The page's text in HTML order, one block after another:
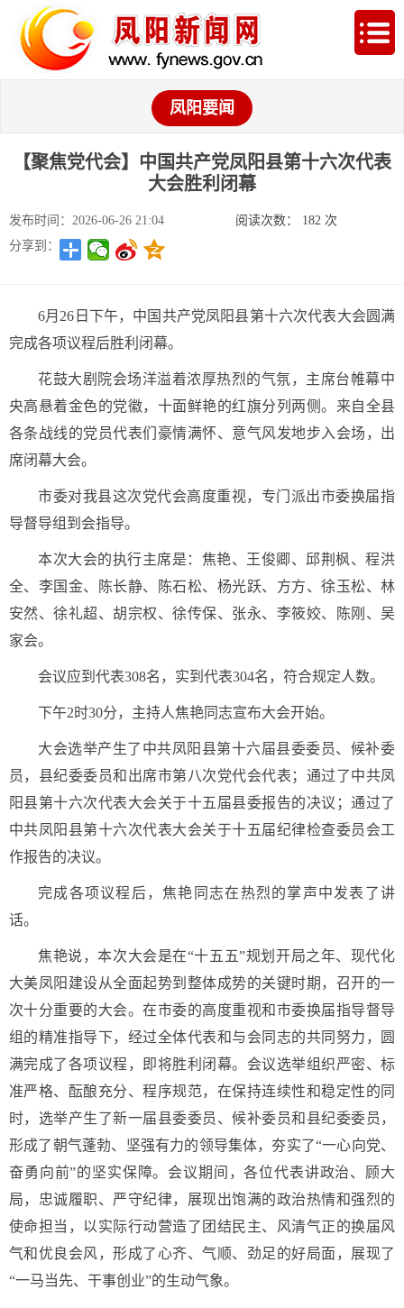
凤阳要闻
【聚焦党代会】中国共产党凤阳县第十六次代表
大会胜利闭幕
发布时间：2026-06-26 21:04 阅读次数： 182 次
分享到：
6月26日下午，中国共产党凤阳县第十六次代表大会圆满
完成各项议程后胜利闭幕。
花鼓大剧院会场洋溢着浓厚热烈的气氛，主席台帷幕中
央高悬着金色的党徽，十面鲜艳的红旗分列两侧。来自全县
各条战线的党员代表们豪情满怀、意气风发地步入会场，出
席闭幕大会。
市委对我县这次党代会高度重视，专门派出市委换届指
导督导组到会指导。
本次大会的执行主席是：焦艳、王俊卿、邱荆枫、程洪
全、李国金、陈长静、陈石松、杨光跃、方方、徐玉松、林
安然、徐礼超、胡宗权、徐传保、张永、李筱姣、陈刚、吴
家会。
会议应到代表308名，实到代表304名，符合规定人数。
下午2时30分，主持人焦艳同志宣布大会开始。
大会选举产生了中共凤阳县第十六届县委委员、候补委
员，县纪委委员和出席市第八次党代会代表；通过了中共凤
阳县第十六次代表大会关于十五届县委报告的决议；通过了
中共凤阳县第十六次代表大会关于十五届纪律检查委员会工
作报告的决议。
完成各项议程后，焦艳同志在热烈的掌声中发表了讲
话。
焦艳说，本次大会是在“十五五”规划开局之年、现代化
大美凤阳建设从全面起势到整体成势的关键时期，召开的一
次十分重要的大会。在市委的高度重视和市委换届指导督导
组的精准指导下，经过全体代表和与会同志的共同努力，圆
满完成了各项议程，即将胜利闭幕。会议选举组织严密、标
准严格、酝酿充分、程序规范，在保持连续性和稳定性的同
时，选举产生了新一届县委委员、候补委员和县纪委委员，
形成了朝气蓬勃、坚强有力的领导集体，夯实了“一心向党、
奋勇向前”的坚实保障。会议期间，各位代表讲政治、顾大
局，忠诚履职、严守纪律，展现出饱满的政治热情和强烈的
使命担当，以实际行动营造了团结民主、风清气正的换届风
气和优良会风，形成了心齐、气顺、劲足的好局面，展现了
“一马当先、干事创业”的生动气象。